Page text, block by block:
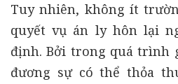
Tuy nhiên, không ít
quyết vụ án ly hôn lại
định. Bởi trong quá trình
đương sự có thể thỏa